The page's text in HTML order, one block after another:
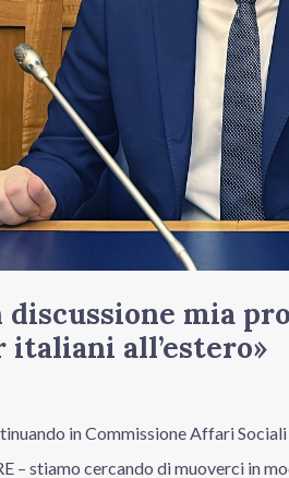
discussione mia
italiani all’estero»
in Commissione Affari
– stiamo cercando di muoverci in